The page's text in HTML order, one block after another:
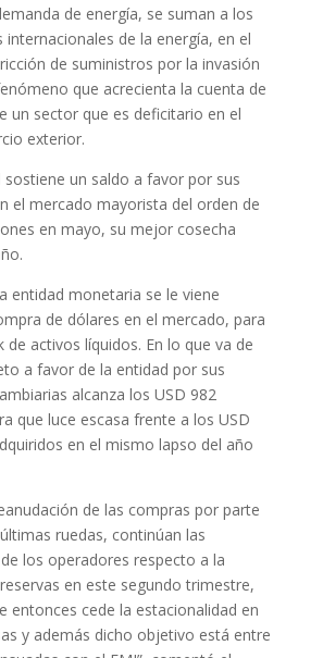
de energía, se suman a los
internacionales de la energía, en el
de suministros por la invasión
que acrecienta la cuenta de
un sector que es deficitario en el
exterior.
sostiene un saldo a favor por sus
el mercado mayorista del orden de
en mayo, su mejor cosecha
entidad monetaria se le viene
de dólares en el mercado, para
activos líquidos. En lo que va de
a favor de la entidad por sus
alcanza los USD 982
que luce escasa frente a los USD
en el mismo lapso del año
de las compras por parte
ruedas, continúan las
los operadores respecto a la
en este segundo trimestre,
entonces cede la estacionalidad en
y además dicho objetivo está entre